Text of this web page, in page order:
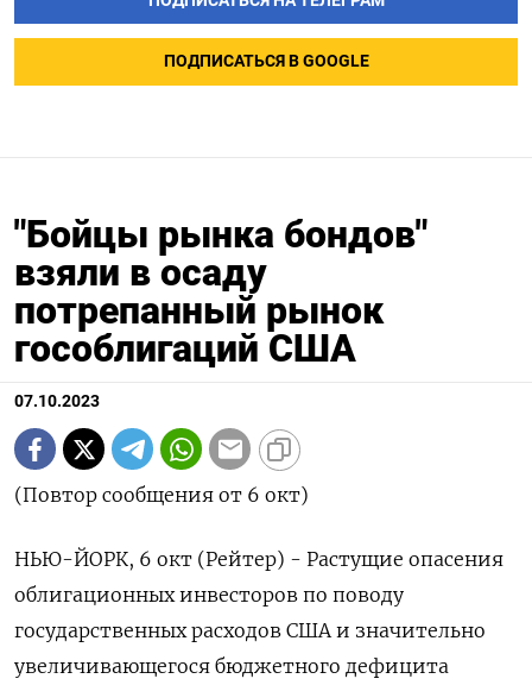
ПОДПИСАТЬСЯ В GOOGLE
"Бойцы рынка бондов"
взяли в осаду
потрепанный рынок
гособлигаций США
07.10.2023
(Повтор сообщения от 6 окт)
НЬЮ-ЙОРК, 6 окт (Рейтер) - Растущие опасения
облигационных инвесторов по поводу
государственных расходов США и значительно
увеличивающегося бюджетного дефицита